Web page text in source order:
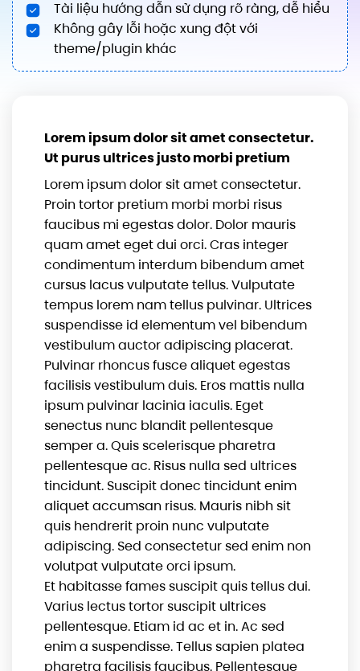
Lorem ipsum dolor sit amet consectetur.
Ut purus ultrices justo morbi pretium
Lorem ipsum dolor sit amet consectetur.
Proin tortor pretium morbi morbi risus
faucibus mi egestas dolor. Dolor mauris
quam amet eget dui orci. Cras integer
condimentum interdum bibendum amet
cursus lacus vulputate tellus. Vulputate
tempus lorem nam tellus pulvinar. Ultrices
suspendisse id elementum vel bibendum
vestibulum auctor adipiscing placerat.
Pulvinar rhoncus fusce aliquet egestas
facilisis vestibulum duis. Eros mattis nulla
ipsum pulvinar lacinia iaculis. Eget
senectus nunc blandit pellentesque
semper a. Quis scelerisque pharetra
pellentesque ac. Risus nulla sed ultrices
tincidunt. Suscipit donec tincidunt enim
aliquet accumsan risus. Mauris nibh sit
quis hendrerit proin nunc vulputate
adipiscing. Sed consectetur sed enim non
volutpat vulputate orci ipsum.
Et habitasse fames suscipit quis tellus dui.
Varius lectus tortor suscipit ultrices
pellentesque. Etiam id ac et in. Ac sed
enim a suspendisse. Tellus sapien platea
pharetra facilisis faucibus. Pellentesque
Tài liệu hướng dẫn sử dụng rõ ràng, dễ hiểu
Không gây lỗi hoặc xung đột với
theme/plugin khác